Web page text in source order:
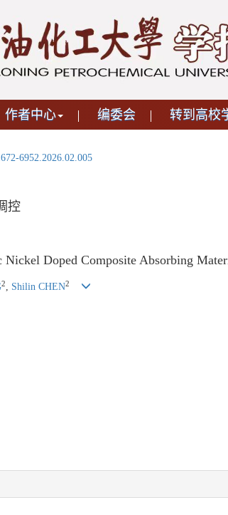
作者中心 编委会 转到高校
6952.2026.02.005
控
Doped Composite Absorbing
2 Shilin CHEN2